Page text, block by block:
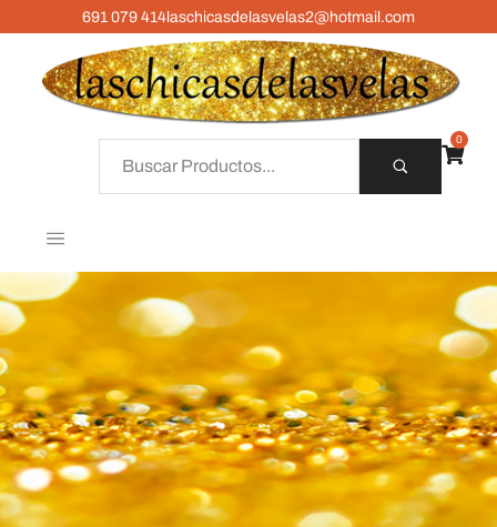
691 079 414laschicasdelasvelas2@hotmail.com
0